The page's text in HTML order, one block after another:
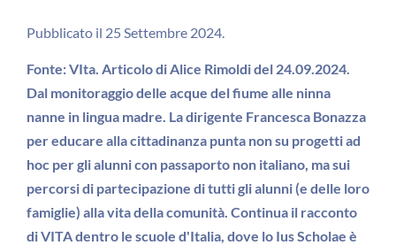
Pubblicato il 25 Settembre 2024.
Fonte: VIta. Articolo di Alice Rimoldi del 24.09.2024.
Dal monitoraggio delle acque del fiume alle ninna
nanne in lingua madre. La dirigente Francesca Bonazza
per educare alla cittadinanza punta non su progetti ad
hoc per gli alunni con passaporto non italiano, ma sui
percorsi di partecipazione di tutti gli alunni (e delle loro
famiglie) alla vita della comunità. Continua il racconto
di VITA dentro le scuole d'Italia, dove lo Ius Scholae è